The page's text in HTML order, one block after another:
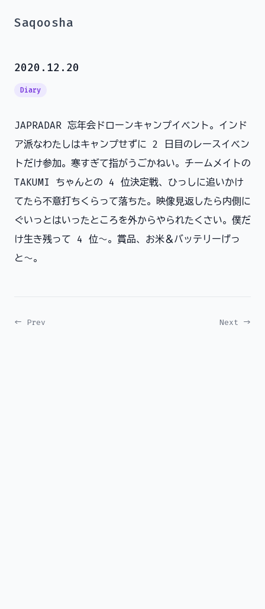
Saqoosha
2020.12.20
Diary
JAPRADAR 忘年会ドローンキャンプイベント。インド
ア派なわたしはキャンプせずに 2 日目のレースイベン
トだけ参加。寒すぎて指がうごかねい。チームメイトの
TAKUMI ちゃんとの 4 位決定戦、ひっしに追いかけ
てたら不意打ちくらって落ちた。映像見返したら内側に
ぐいっとはいったところを外からやられたくさい。僕だ
け生き残って 4 位〜。賞品、お米＆バッテリーげっ
と〜。
← Prev Next →